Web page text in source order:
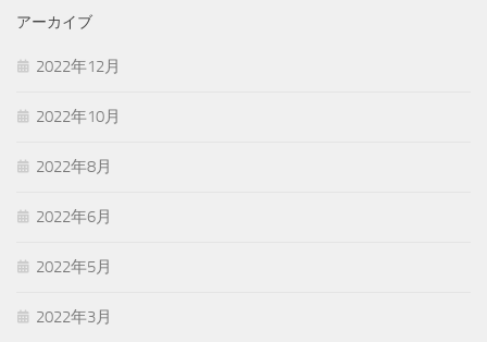
アーカイブ
2022年12月
2022年10月
2022年8月
2022年6月
2022年5月
2022年3月